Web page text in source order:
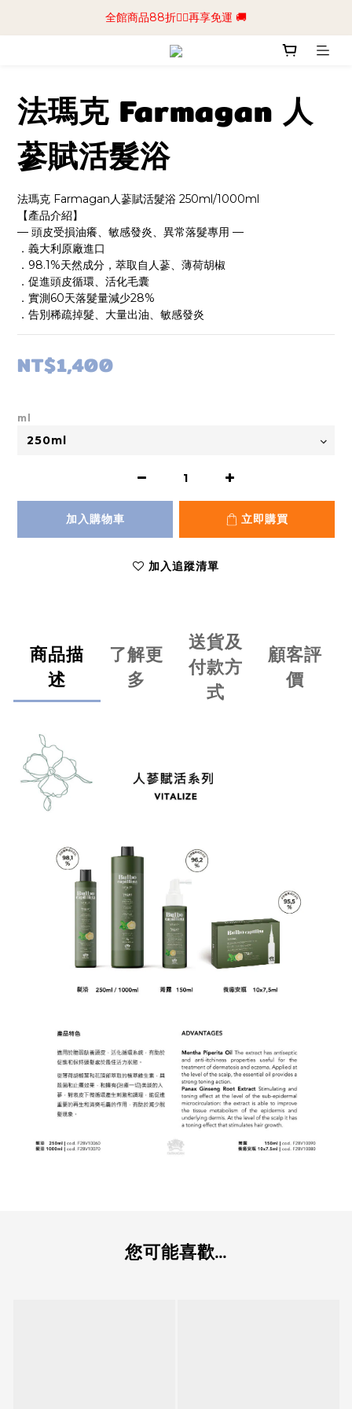
📢加入商城會員領$50💰購物金📢立即註冊
全館商品88折🧔‍♂️再享免運 🚚
📢加入商城會員領$50💰購物金📢立即註冊
法瑪克 Farmagan 人
蔘賦活髮浴
法瑪克 Farmagan人蔘賦活髮浴 250ml/1000ml
【產品介紹】
— 頭皮受損油癢、敏感發炎、異常落髮專用 —
．義大利原廠進口
．98.1%天然成分，萃取自人蔘、薄荷胡椒
．促進頭皮循環、活化毛囊
．實測60天落髮量減少28%
．告別稀疏掉髮、大量出油、敏感發炎
NT$1,400
ml
加入購物車 立即購買
加入追蹤清單
商品描
述
了解更
多
送貨及
付款方
式
顧客評
價
您可能喜歡...